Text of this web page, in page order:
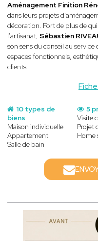
Aménagement Finition
dans leurs projets
décoration. Fort de plus de
l'artisanat, Sébastien
son sens du conseil au
espaces fonctionnels,
clients.
10 types de
biens
Maison individuelle
Appartement
Salle de bain
5
Visite
Projet
Home